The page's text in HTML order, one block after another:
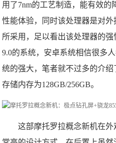
用了7nm的工艺制造，能有效
性能体验，同时该处理器是对
所采用，足以看出该处理器的
9.0的系统，安卓系统相信很多
统的强大，笔者就不过多的介绍
存储内存为128GB/256GB。
这部摩托罗拉概念新机在